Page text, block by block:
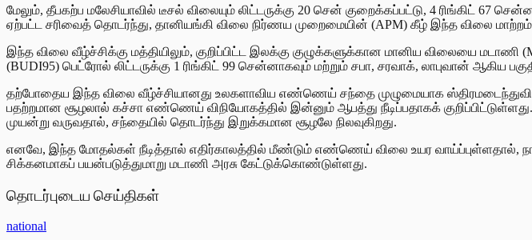
மேலும், தீபகற்ப மலேசியாவில் டீசல் விலையும் லிட்டருக்கு 20 சென் குறைக்கப்பட்டு, 4 ரிங்கிட்
ஏற்பட்ட சரிவைத் தொடர்ந்து, தானியங்கி விலை நிர்ணய முறைமையின் (APM) கீழ் இந்த விலை
இந்த விலை வீழ்ச்சிக்கு மத்தியிலும், குறிப்பிட்ட இலக்கு குழுக்களுக்கான மானிய விலையை
(BUDI95) பெட்ரோல் லிட்டருக்கு 1 ரிங்கிட் 99 சென்னாகவும் மற்றும் சபா, சரவாக், லாபுவான் ஆகிய
தற்போதைய இந்த விலை வீழ்ச்சியானது உலகளாவிய எண்ணெய் சந்தை முழுமையாக
பதற்றமான சூழலால் கச்சா எண்ணெய் விநியோகத்தில் இன்னும் ஆபத்து நீடிப்பதாகக்
முயன்று வருவதால், சந்தையில் தொடர்ந்து இறுக்கமான சூழலே நிலவுகிறது.
எனவே, இந்த மோதல்கள் நீடித்தால் எதிர்காலத்தில் மீண்டும் எண்ணெய் விலை உயர வாய்ப்புள்ளதால்,
சிக்கனமாகப் பயன்படுத்துமாறு மடாணி அரசு கேட்டுக்கொண்டுள்ளது.
தொடர்புடைய செய்திகள்
national